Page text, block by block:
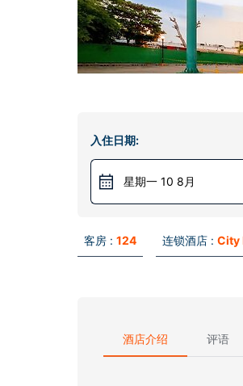
入住日期:
星期一 10 8月
客房 : 124 连锁酒店 : City
酒店介绍 评语